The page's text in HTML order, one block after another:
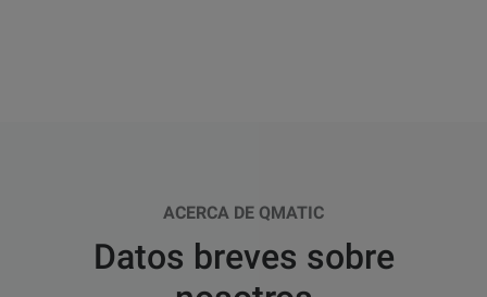
ACERCA DE QMATIC
Datos breves sobre